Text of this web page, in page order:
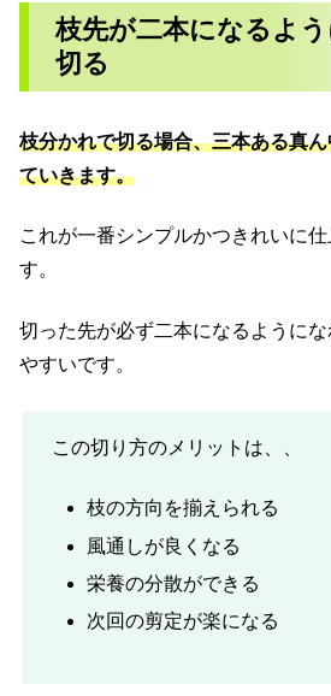
枝先が二本になるよ
切る
枝分かれで切る場合、三本ある真
ていきます。
これが一番シンプルかつきれいに
す。
切った先が必ず二本になるように
やすいです。
この切り方のメリットは、、
枝の方向を揃えられる
風通しが良くなる
栄養の分散ができる
次回の剪定が楽になる